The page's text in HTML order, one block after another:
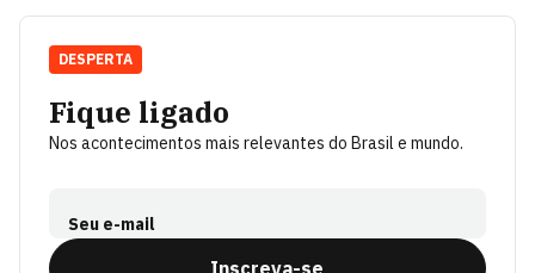
Fique ligado
Nos acontecimentos mais relevantes do Brasil e mundo.
Seu e-mail
Inscreva-se
DESPERTA